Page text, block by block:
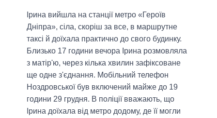
Ірина вийшла на станції метро «Героїв
Дніпра», сіла, скоріш за все, в маршрутне
таксі й доїхала практично до свого будинку.
Близько 17 години вечора Ірина розмовляла
з матір'ю, через кілька хвилин зафіксоване
ще одне з'єднання. Мобільний телефон
Ноздровської був включений майже до 19
години 29 грудня. В поліції вважають, що
Ірина доїхала від метро додому, де її могли